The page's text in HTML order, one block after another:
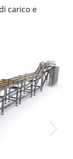
carico e
›